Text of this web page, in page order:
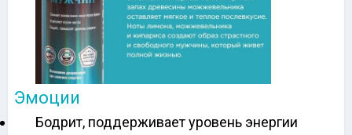
Эмоции
Бодрит, поддерживает уровень энергии